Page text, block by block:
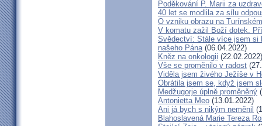
Poděkování P. Marii za
40 let se modlila za sílu
O vzniku obrazu na
V komatu zažil Boží dotek.
Svědectví: Stále více jsem si
našeho Pána(06.04.2022)
Kněz na onkologii (22.02.2022)
Vše se proměnilo v radost
Viděla jsem živého Ježíše v
Obrátila jsem se, když jsem
Medžugorje úplně proměněný
Antonietta Meo (13.01.2022)
Ani já bych s nikým neměnil
Blahoslavená Marie Tereza